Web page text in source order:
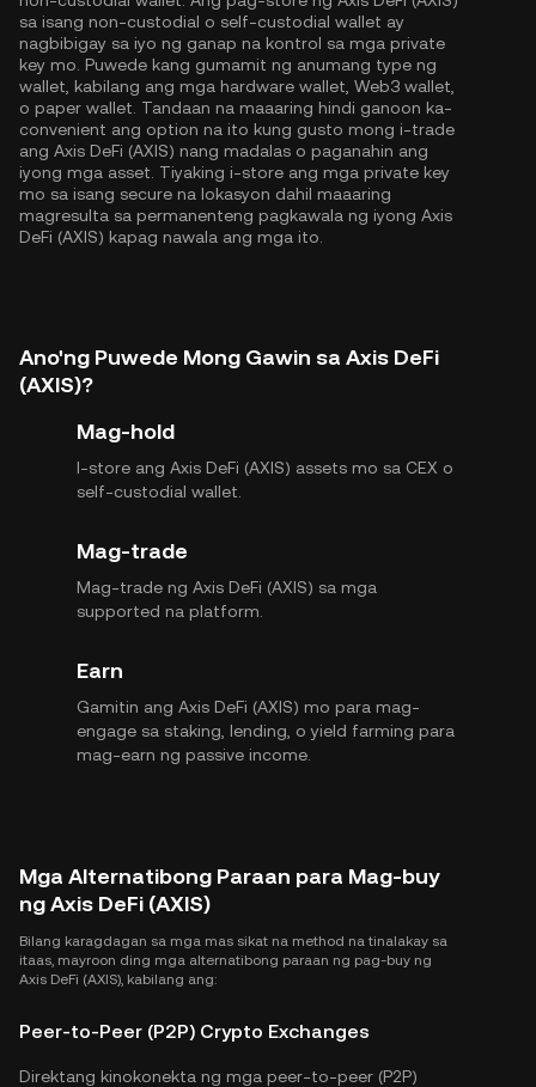
sa isang non-custodial o self-custodial wallet ay
nagbibigay sa iyo ng ganap na kontrol sa mga private
key mo. Puwede kang gumamit ng anumang type ng
wallet, kabilang ang mga hardware wallet, Web3 wallet,
o paper wallet. Tandaan na maaaring hindi ganoon ka-
convenient ang option na ito kung gusto mong i-trade
ang Axis DeFi (AXIS) nang madalas o paganahin ang
iyong mga asset. Tiyaking i-store ang mga private key
mo sa isang secure na lokasyon dahil maaaring
magresulta sa permanenteng pagkawala ng iyong Axis
DeFi (AXIS) kapag nawala ang mga ito.
Ano'ng Puwede Mong Gawin sa Axis DeFi
(AXIS)?
Mag-hold
I-store ang Axis DeFi (AXIS) assets mo sa CEX o
self-custodial wallet.
Mag-trade
Mag-trade ng Axis DeFi (AXIS) sa mga
supported na platform.
Earn
Gamitin ang Axis DeFi (AXIS) mo para mag-
engage sa staking, lending, o yield farming para
mag-earn ng passive income.
Mga Alternatibong Paraan para Mag-buy
ng Axis DeFi (AXIS)
Bilang karagdagan sa mga mas sikat na method na tinalakay sa
itaas, mayroon ding mga alternatibong paraan ng pag-buy ng
Axis DeFi (AXIS), kabilang ang:
Peer-to-Peer (P2P) Crypto Exchanges
Direktang kinokonekta ng mga peer-to-peer (P2P)